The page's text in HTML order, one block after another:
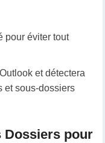
pour éviter tout
et détectera
et sous-dossiers
Dossiers pour